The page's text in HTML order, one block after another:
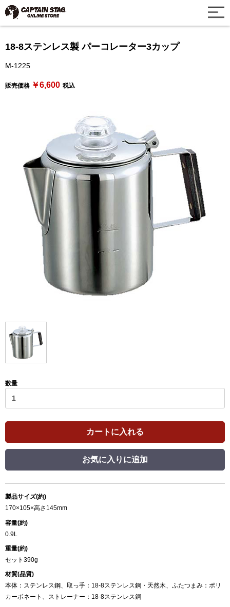
18-8ステンレス製 パーコレーター3カップ
M-1225
販売価格 ￥6,600 税込
数量
カートに入れる
お気に入りに追加
製品サイズ(約)
170×105×高さ145mm
容量(約)
0.9L
重量(約)
セット390g
材質(品質)
本体：ステンレス鋼、取っ手：18-8ステンレス鋼・天然木、ふたつまみ：ポリ
カーボネート、ストレーナー：18-8ステンレス鋼